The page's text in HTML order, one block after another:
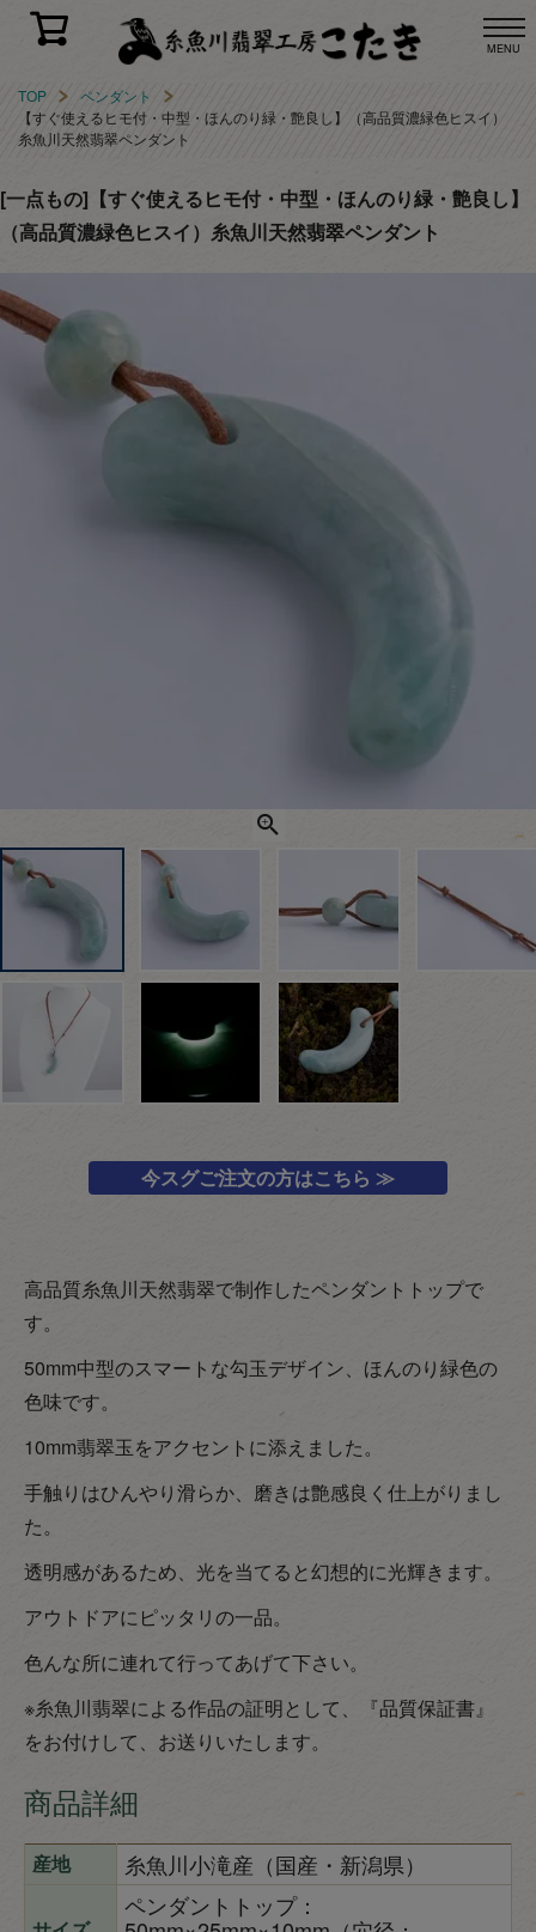
MENU
TOP
ペンダント
【すぐ使えるヒモ付・中型・ほんのり緑・艶良し】（高品質濃緑色ヒスイ）
糸魚川天然翡翠ペンダント
[一点もの]【すぐ使えるヒモ付・中型・ほんのり緑・艶良し】
（高品質濃緑色ヒスイ）糸魚川天然翡翠ペンダント
今スグご注文の方はこちら ≫
高品質糸魚川天然翡翠で制作したペンダントトップで
す。
50mm中型のスマートな勾玉デザイン、ほんのり緑色の
色味です。
10mm翡翠玉をアクセントに添えました。
手触りはひんやり滑らか、磨きは艶感良く仕上がりまし
た。
透明感があるため、光を当てると幻想的に光輝きます。
アウトドアにピッタリの一品。
色んな所に連れて行ってあげて下さい。
※糸魚川翡翠による作品の証明として、『品質保証書』
をお付けして、お送りいたします。
商品詳細
産地 糸魚川小滝産（国産・新潟県）
ペンダントトップ：